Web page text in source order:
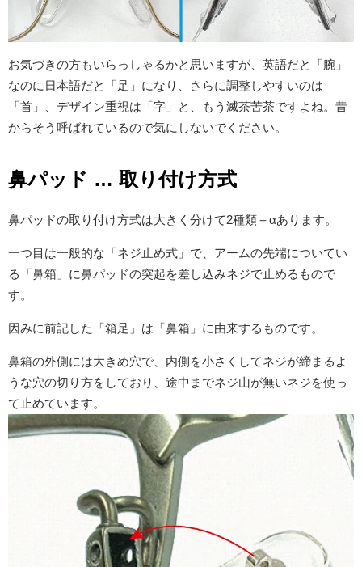
お気づきの方もいらっしゃるかと思いますが、英語だと「腕」
なのに日本語だと「足」になり、さらに調整しやすいのは
「首」、デザイン重視は「字」と、もう滅茶苦茶ですよね。昔
からそう呼ばれているので気にしないでください。
鼻パッド … 取り付け方式
鼻パッドの取り付け方式は大きく分けて2種類＋αあります。
一つ目は一般的な「ネジ止め式」で、アームの先端についてい
る「鼻箱」に鼻パッドの突起を差し込みネジで止めるもので
す。
因みに前記した「箱足」は「鼻箱」に由来するものです。
鼻箱の外側には大きめ穴で、内側を小さくしてネジが締まるよ
うな穴の切り方をしており、途中までネジ山が無いネジを使っ
て止めています。